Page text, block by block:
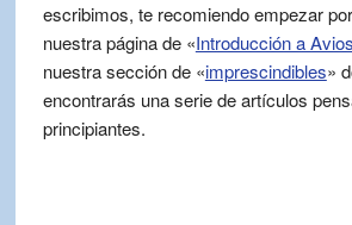
escribimos, te recomiendo empezar
nuestra página de «Introducción a
nuestra sección de «imprescindibles»
encontrarás una serie de artículos
principiantes.